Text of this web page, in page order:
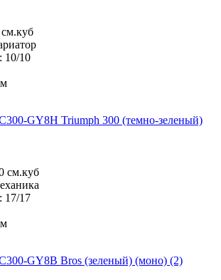
10/10
GY8H Triumph 300 (темно-зеленый)
см.куб
17/17
GY8B Bros (зеленый) (моно) (2)